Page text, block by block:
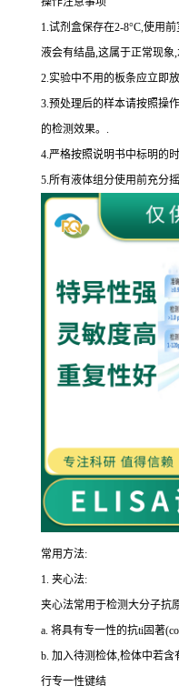
1.试剂盒保存在2-8°C,使用前
液会有结晶,这属于正常现象
2.实验中不用的板条应立即
3.预处理后的样本请按照操
的检测效果。 .
4.严格按照说明书中标明的
5.所有液体组分使用前充分摇
常用方法:
1. 夹心法:
夹心法常用于检测大分子抗
a. 将具有专一性的抗ti固著(
b. 加入待测检体,检体中若
行专一性键结